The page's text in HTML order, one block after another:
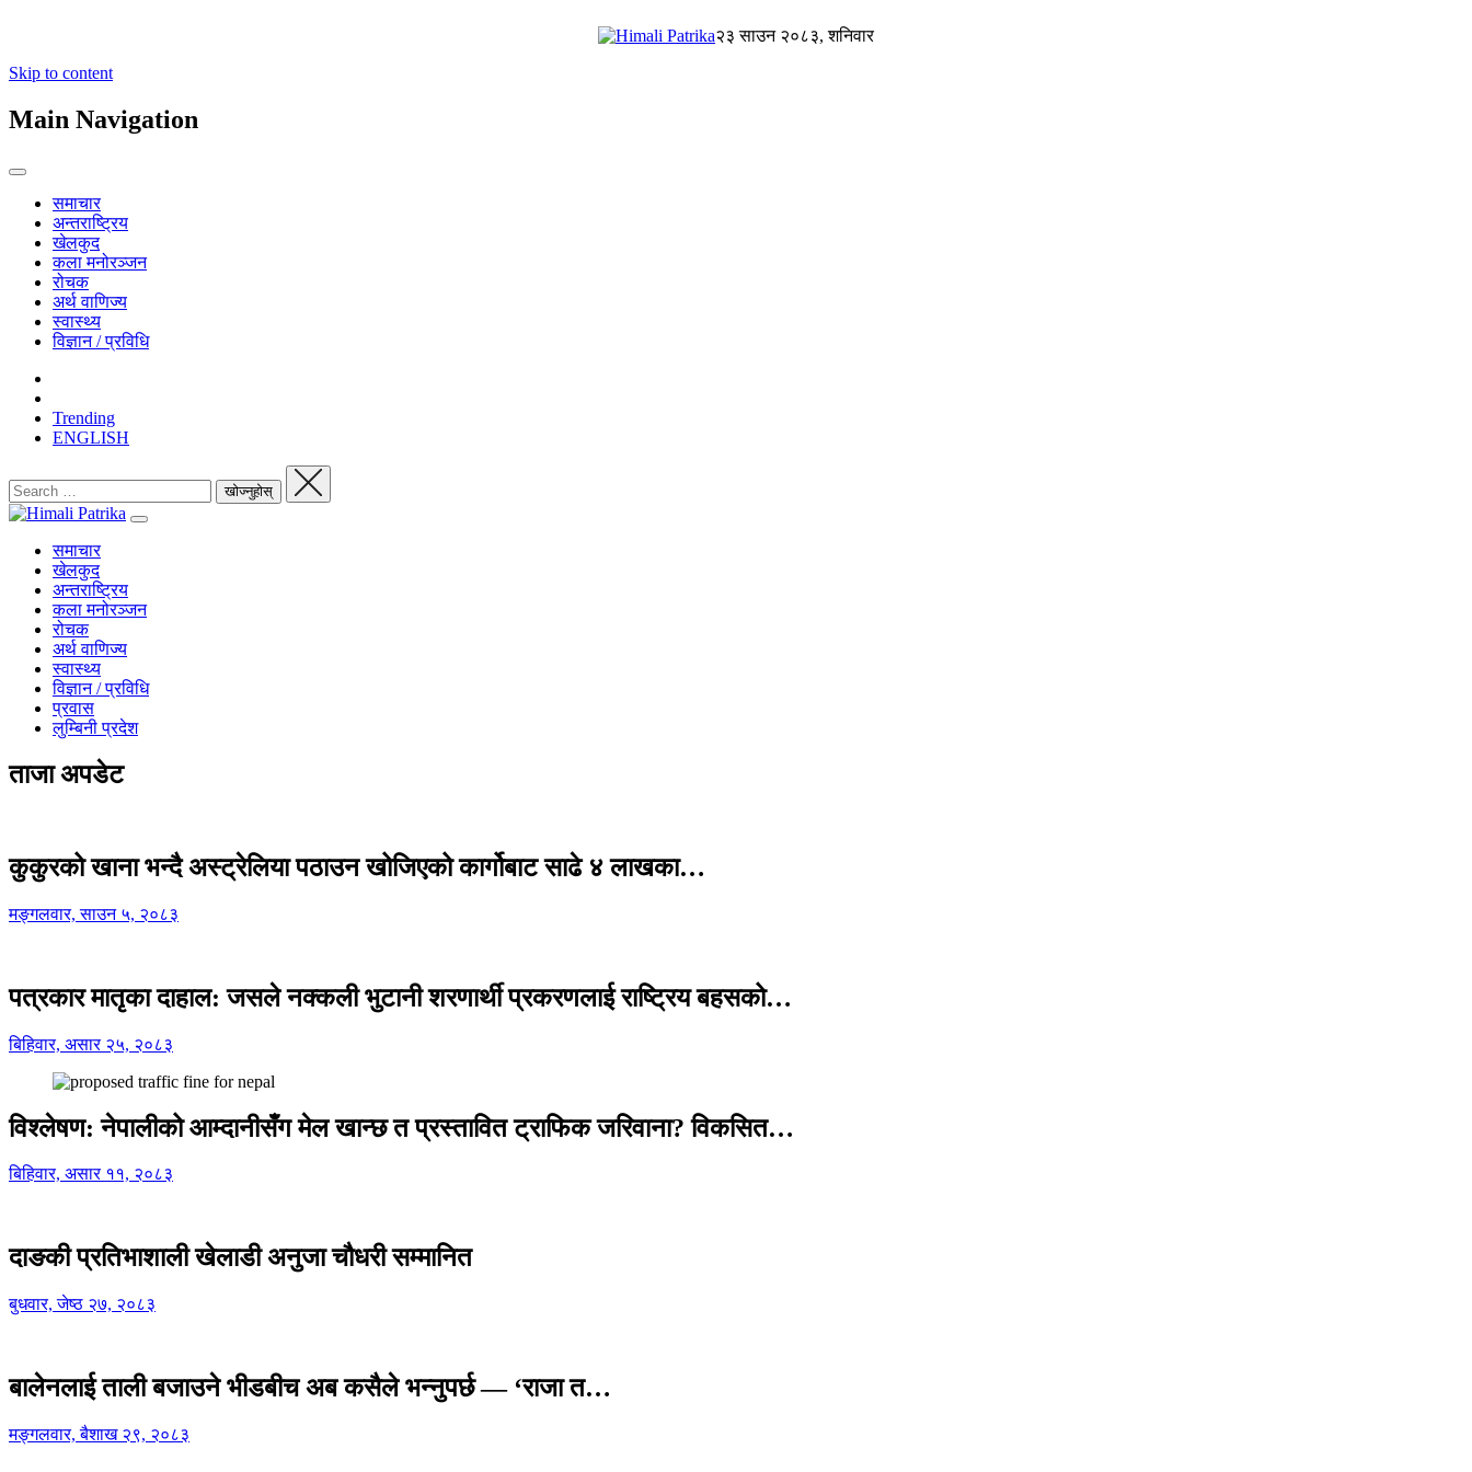
२३ साउन २०८३, शनिवार
Skip to content
Main Navigation
समाचार
अन्तराष्ट्रिय
खेलकुद
कला मनोरञ्जन
रोचक
अर्थ वाणिज्य
स्वास्थ्य
विज्ञान / प्रविधि
Trending
ENGLISH
समाचार
खेलकुद
अन्तराष्ट्रिय
कला मनोरञ्जन
रोचक
अर्थ वाणिज्य
स्वास्थ्य
विज्ञान / प्रविधि
प्रवास
लुम्बिनी प्रदेश
ताजा अपडेट
कुकुरको खाना भन्दै अस्ट्रेलिया पठाउन खोजिएको कार्गोबाट साढे ४ लाखका…
मङ्गलवार, साउन ५, २०८३
पत्रकार मातृका दाहाल: जसले नक्कली भुटानी शरणार्थी प्रकरणलाई राष्ट्रिय बहसको…
बिहिवार, असार २५, २०८३
विश्लेषण: नेपालीको आम्दानीसँग मेल खान्छ त प्रस्तावित ट्राफिक जरिवाना? विकसित…
बिहिवार, असार ११, २०८३
दाङकी प्रतिभाशाली खेलाडी अनुजा चौधरी सम्मानित
बुधवार, जेष्ठ २७, २०८३
बालेनलाई ताली बजाउने भीडबीच अब कसैले भन्नुपर्छ — ‘राजा त…
मङ्गलवार, बैशाख २९, २०८३